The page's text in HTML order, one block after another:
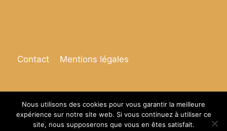
Contact Mentions légales
© 2026 Espace de vie
Nous utilisons des cookies pour vous garantir la meilleure
expérience sur notre site web. Si vous continuez à utiliser ce
site, nous supposerons que vous en êtes satisfait.